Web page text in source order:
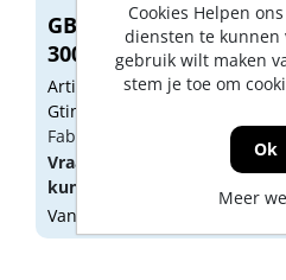
GB Kruiskoppeling
300...
Artikelnummer: 1155636
Gtin: 8714318041915
Fabrikant artikel nummer:
Vraag een
aan of
kunnen zien.
Vandaag besteld, morgen
Cookies Helpen
diensten te kunnen
gebruik wilt maken
stem je toe om
Ok
Meer